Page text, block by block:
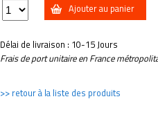
Ajouter au panier
Délai de livraison : 10-15 Jours
Frais de port unitaire en France
>> retour à la liste des produits